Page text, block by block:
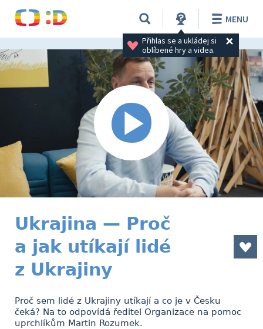
Přihlas se a ukládej si
oblíbené hry a videa.
MENU
Ukrajina — Proč
a jak utíkají lidé
z Ukrajiny
Proč sem lidé z Ukrajiny utíkají a co je v Česku
čeká? Na to odpovídá ředitel Organizace na pomoc
uprchlíkům Martin Rozumek.